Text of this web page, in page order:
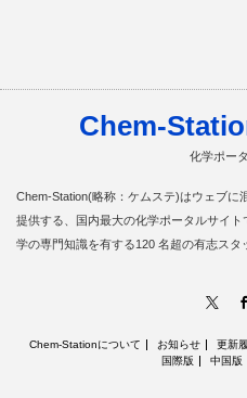
Chem-
化学ポー
Chem-Station(略称：ケムステ)はウェブに
提供する、国内最大の化学ポータルサイ
学の専門知識を有する120 名超の有志スタ
Chem-Stationについて お知らせ 更新
国際版
中国版